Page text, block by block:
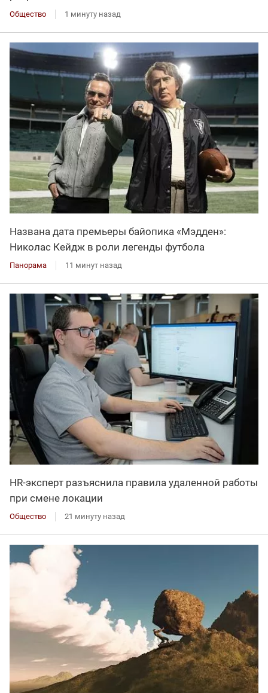
Общество 1 минуту назад
Названа дата премьеры байопика «Мэдден»:
Николас Кейдж в роли легенды футбола
Панорама 11 минут назад
HR-эксперт разъяснила правила удаленной работы
при смене локации
Общество 21 минуту назад